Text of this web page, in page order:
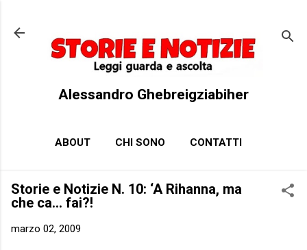
Alessandro Ghebreigziabiher
ABOUT CHI SONO CONTATTI
Storie e Notizie N. 10: ‘A Rihanna, ma
che ca… fai?!
marzo 02, 2009